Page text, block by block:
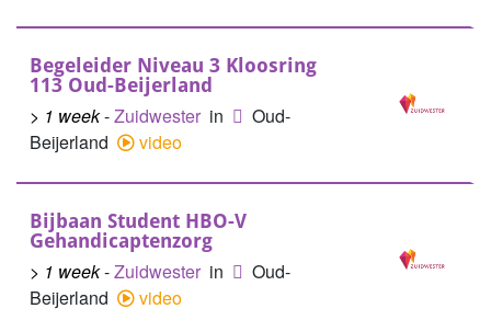
Begeleider Niveau 3 Kloosring
113 Oud-Beijerland
> 1 week-Zuidwester in
Oud-
Beijerland
video
Bijbaan Student HBO-V
Gehandicaptenzorg
> 1 week-Zuidwester in
Oud-
Beijerland
video